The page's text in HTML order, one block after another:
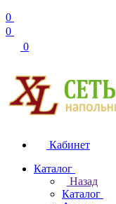
0
0
0
Кабинет
Каталог
Назад
Каталог